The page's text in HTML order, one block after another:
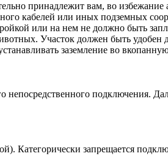
принадлежит вам, во
кабелей или иных подземных
или на нем не должно быть
Участок должен быть
заземление во
непосредственного подключения.
Категорически запрещается